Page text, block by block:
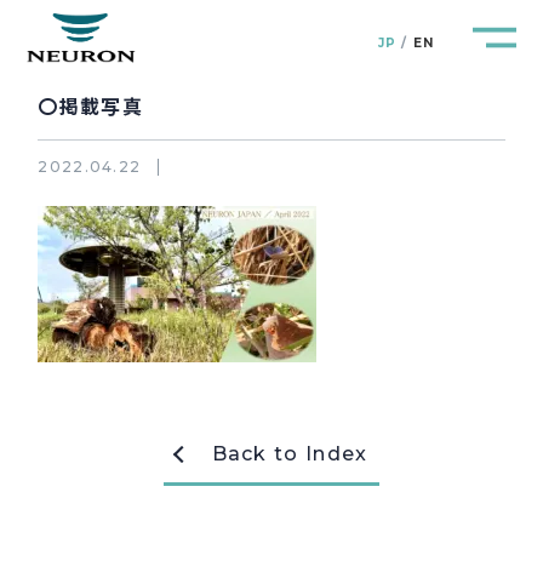
JP EN
管路防災研究所 Pipeline Resilience Lab.
企業情報 Company
〇掲載写真
2022.04.22
Back to Index